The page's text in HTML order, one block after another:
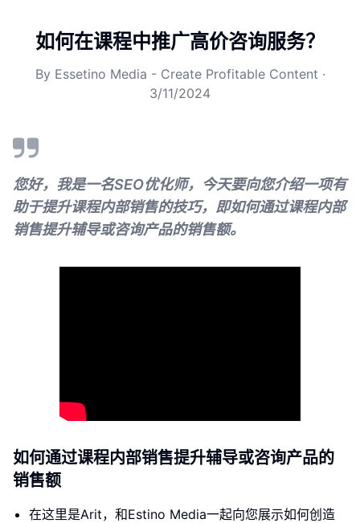
如何在课程中推广高价咨询服务？
By Essetino Media - Create Profitable Content ·
3/11/2024
您好，我是一名SEO优化师，今天要向您介绍一项有
助于提升课程内部销售的技巧，即如何通过课程内部
销售提升辅导或咨询产品的销售额。
如何通过课程内部销售提升辅导或咨询产品的
销售额
在这里是Arit，和Estino Media一起向您展示如何创造